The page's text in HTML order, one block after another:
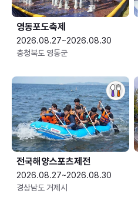
영동포도축제
2026.08.27~2026.08.30
충청북도 영동군
전국해양스포츠제전
2026.08.27~2026.08.30
경상남도 거제시